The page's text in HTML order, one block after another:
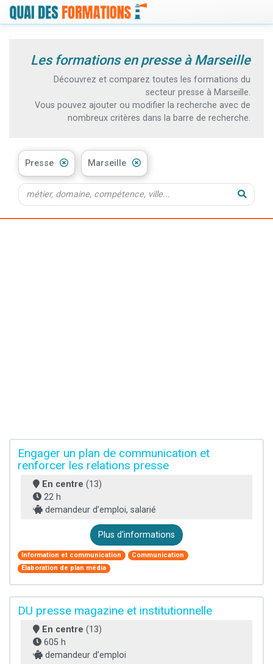
Les formations en presse à Marseille
Découvrez et comparez toutes les formations du
secteur presse à Marseille.
Vous pouvez ajouter ou modifier la recherche avec de
nombreux critères dans la barre de recherche.
Presse Marseille
Engager un plan de communication et
renforcer les relations presse
En centre (13)
22 h
demandeur d’emploi, salarié
Plus d'informations
Information et communication
Communication
Élaboration de plan média
DU presse magazine et institutionnelle
En centre (13)
605 h
demandeur d’emploi